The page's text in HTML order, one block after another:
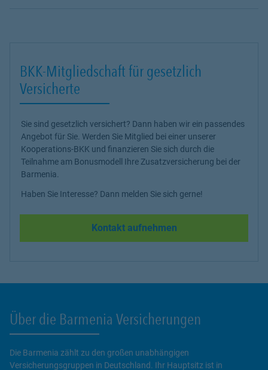
BKK-Mitgliedschaft für gesetzlich
Versicherte
Sie sind gesetzlich versichert? Dann haben wir ein passendes
Angebot für Sie. Werden Sie Mitglied bei einer unserer
Kooperations-BKK und finanzieren Sie sich durch die
Teilnahme am Bonusmodell Ihre Zusatzversicherung bei der
Barmenia.
Haben Sie Interesse? Dann melden Sie sich gerne!
Kontakt aufnehmen
Über die Barmenia Versicherungen
Die Barmenia zählt zu den großen unabhängigen
Versicherungsgruppen in Deutschland. Ihr Hauptsitz ist in